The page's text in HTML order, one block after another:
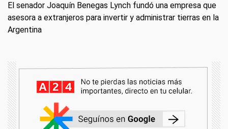
El senador Joaquín Benegas Lynch fundó una empresa que
asesora a extranjeros para invertir y administrar tierras en la
Argentina